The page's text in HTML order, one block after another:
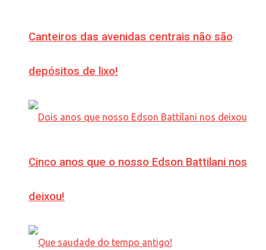
Canteiros das avenidas centrais não são
depósitos de lixo!
Cinco anos que o nosso Edson Battilani nos
deixou!